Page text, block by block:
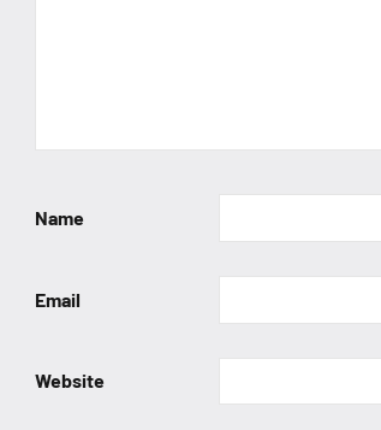
Name
Email
Website